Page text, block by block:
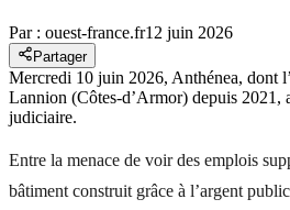
Par : ouest-france.fr12 juin 2026
Partager
Mercredi 10 juin 2026, Anthénea, dont
Lannion (Côtes-d’Armor) depuis 2021,
judiciaire.
Entre la menace de voir des emplois
bâtiment construit grâce à l’argent